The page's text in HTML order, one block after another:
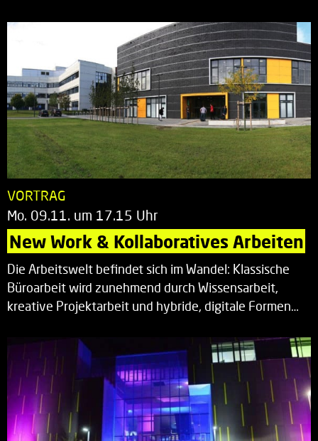
VORTRAG
Mo. 09.11. um 17.15 Uhr
New Work & Kollaboratives Arbeiten
Die Arbeitswelt befindet sich im Wandel: Klassische
Büroarbeit wird zunehmend durch Wissensarbeit,
kreative Projektarbeit und hybride, digitale Formen…